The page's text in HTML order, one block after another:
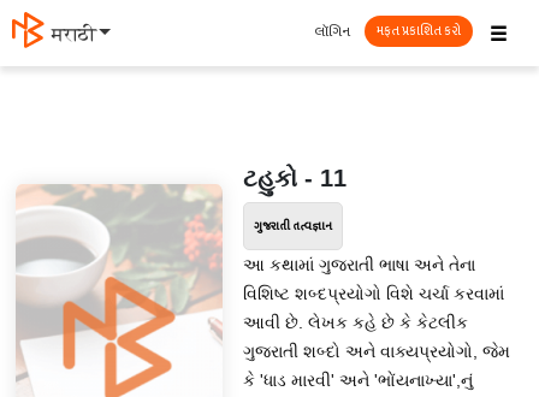
मराठी ☰
લૉગિન મફત પ્રકાશિત કરો
ટહુકો - 11
ગુજરાતી તત્વજ્ઞાન
આ કથામાં ગુજરાતી ભાષા અને તેના
વિશિષ્ટ શબ્દપ્રયોગો વિશે ચર્ચા કરવામાં
આવી છે. લેખક કહે છે કે કેટલીક
ગુજરાતી શબ્દો અને વાક્યપ્રયોગો, જેમ
કે 'ધાડ મારવી' અને 'ભોંયનાખ્યા',નું